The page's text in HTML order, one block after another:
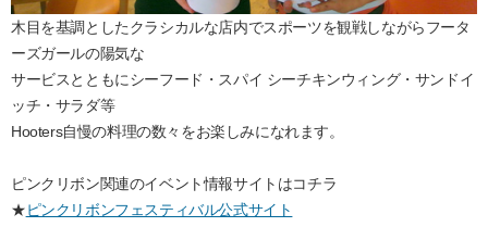
木目を基調としたクラシカルな店内でスポーツを観戦しながらフータ
ーズガールの陽気な
サービスとともにシーフード・スパイ シーチキンウィング・サンドイ
ッチ・サラダ等
Hooters自慢の料理の数々をお楽しみになれます。
ピンクリボン関連のイベント情報サイトはコチラ
★ピンクリボンフェスティバル公式サイト